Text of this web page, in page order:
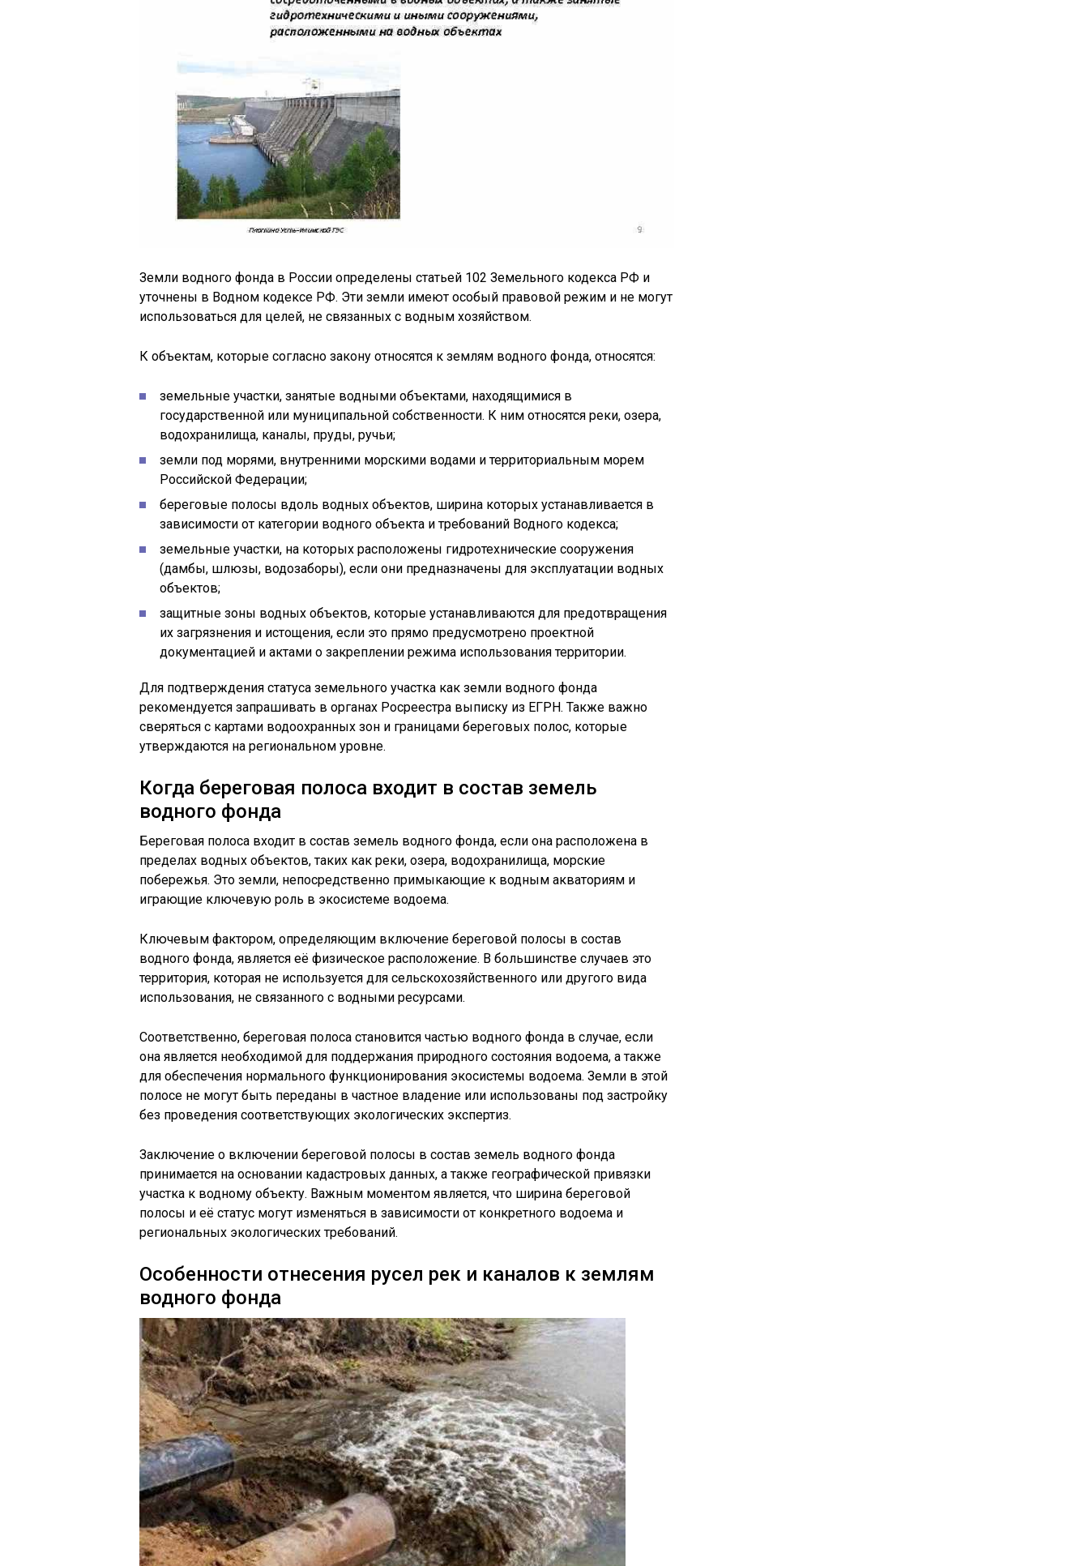
Земли водного фонда в России определены статьей 102 Земельного кодекса РФ и
уточнены в Водном кодексе РФ. Эти земли имеют особый правовой режим и не могут
использоваться для целей, не связанных с водным хозяйством.
К объектам, которые согласно закону относятся к землям водного фонда, относятся:
земельные участки, занятые водными объектами, находящимися в
государственной или муниципальной собственности. К ним относятся реки, озера,
водохранилища, каналы, пруды, ручьи;
земли под морями, внутренними морскими водами и территориальным морем
Российской Федерации;
береговые полосы вдоль водных объектов, ширина которых устанавливается в
зависимости от категории водного объекта и требований Водного кодекса;
земельные участки, на которых расположены гидротехнические сооружения
(дамбы, шлюзы, водозаборы), если они предназначены для эксплуатации водных
объектов;
защитные зоны водных объектов, которые устанавливаются для предотвращения
их загрязнения и истощения, если это прямо предусмотрено проектной
документацией и актами о закреплении режима использования территории.
Для подтверждения статуса земельного участка как земли водного фонда
рекомендуется запрашивать в органах Росреестра выписку из ЕГРН. Также важно
сверяться с картами водоохранных зон и границами береговых полос, которые
утверждаются на региональном уровне.
Когда береговая полоса входит в состав земель
водного фонда
Береговая полоса входит в состав земель водного фонда, если она расположена в
пределах водных объектов, таких как реки, озера, водохранилища, морские
побережья. Это земли, непосредственно примыкающие к водным акваториям и
играющие ключевую роль в экосистеме водоема.
Ключевым фактором, определяющим включение береговой полосы в состав
водного фонда, является её физическое расположение. В большинстве случаев это
территория, которая не используется для сельскохозяйственного или другого вида
использования, не связанного с водными ресурсами.
Соответственно, береговая полоса становится частью водного фонда в случае, если
она является необходимой для поддержания природного состояния водоема, а также
для обеспечения нормального функционирования экосистемы водоема. Земли в этой
полосе не могут быть переданы в частное владение или использованы под застройку
без проведения соответствующих экологических экспертиз.
Заключение о включении береговой полосы в состав земель водного фонда
принимается на основании кадастровых данных, а также географической привязки
участка к водному объекту. Важным моментом является, что ширина береговой
полосы и её статус могут изменяться в зависимости от конкретного водоема и
региональных экологических требований.
Особенности отнесения русел рек и каналов к землям
водного фонда